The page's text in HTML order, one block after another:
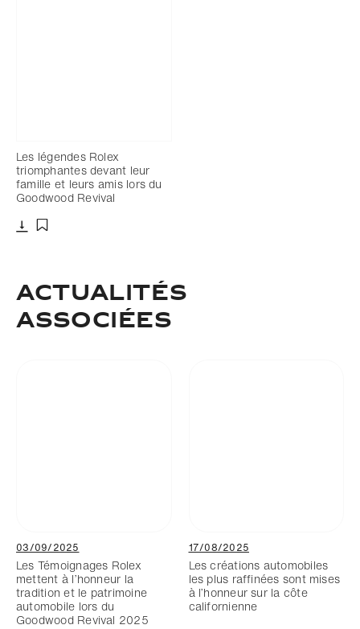
Les légendes Rolex
triomphantes devant leur
famille et leurs amis lors du
Goodwood Revival
ACTUALITÉS
ASSOCIÉES
03/09/2025
Les Témoignages Rolex
mettent à l’honneur la
tradition et le patrimoine
automobile lors du
Goodwood Revival 2025
17/08/2025
Les créations automobiles
les plus raffinées sont mises
à l’honneur sur la côte
californienne